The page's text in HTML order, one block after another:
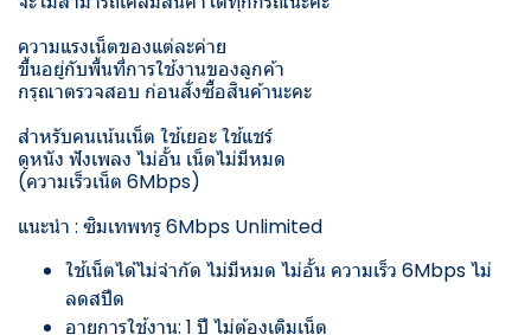
ความแรงเน็ตของแต่ละค่าย
ขึ้นอยู่กับพื้นที่การใช้งานของลูกค้า
กรุณาตรวจสอบ ก่อนสั่งซื้อสินค้านะคะ
สำหรับคนเน้นเน็ต ใช้เยอะ ใช้แชร์
ดูหนัง ฟังเพลง ไม่อั้น เน็ตไม่มีหมด
(ความเร็วเน็ต 6Mbps)
แนะนำ : ซิมเทพทรู 6Mbps Unlimited
ใช้เน็ตได้ไม่จำกัด ไม่มีหมด ไม่อั้น ความเร็ว 6Mbps ไม่
ลดสปีด
อายุการใช้งาน: 1 ปี ไม่ต้องเติมเน็ต